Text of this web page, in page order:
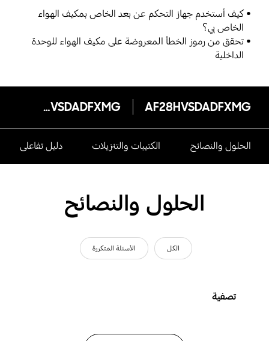
كيف أستخدم جهاز التحكم عن بعد الخاص بمكيف الهواء
الخاص بي؟
تحقق من رموز الخطأ المعروضة على مكيف الهواء للوحدة
الداخلية
AF28HVSDADFXMG
AF28HVSDADFXMG
الحلول والنصائح الكتيبات والتنزيلات دليل تفاعلى
الحلول والنصائح
الكل الأسئلة المتكررة
تصفية